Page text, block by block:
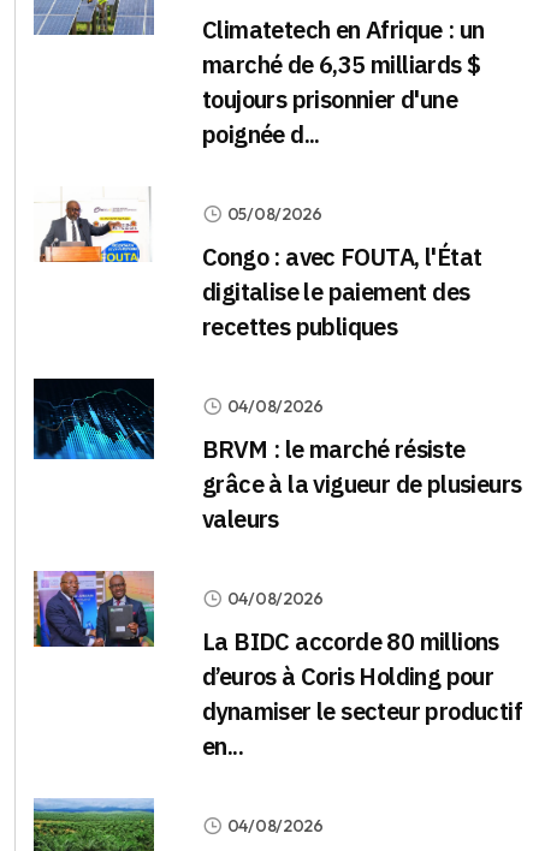
Climatetech en Afrique : un
marché de 6,35 milliards $
toujours prisonnier d'une
poignée d...
05/08/2026
Congo : avec FOUTA, l'État
digitalise le paiement des
recettes publiques
04/08/2026
BRVM : le marché résiste
grâce à la vigueur de plusieurs
valeurs
04/08/2026
La BIDC accorde 80 millions
d’euros à Coris Holding pour
dynamiser le secteur productif
en...
04/08/2026